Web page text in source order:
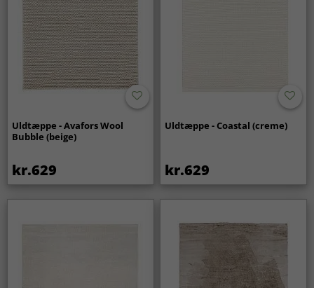
Uldtæppe - Avafors Wool
Bubble (beige)
kr.629
Uldtæppe - Coastal (creme)
kr.629